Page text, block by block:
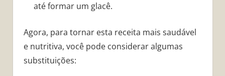
até formar um glacê.
Agora, para tornar esta receita mais saudável
e nutritiva, você pode considerar algumas
substituições: